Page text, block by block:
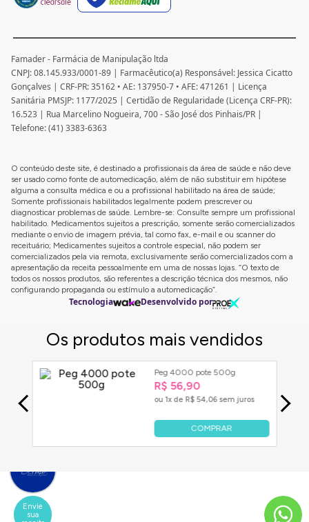
Se a osteoporose já estiver presente, o tratamento
estilo de vida e cuidados preventivos.Os
medicamentos mais comumente usados ??incluem
bisfosfonatos, que ajudam a retardar a perda óssea, e
terapia de reposição hormonal (TRH), que podem
ajudar a reduzir a perda óssea em mulheres na pós-
menopausa.
Mudanças no estilo de vida, como a prática de
alimentação saudável, são partes essenciais do
tratamento.A terapia física também pode ser útil, pois
pode ajudar a melhorar a força e o equilíbrio, a
satisfação ou o risco de quedas e fraturas.
Prevenir a osteoporose antes que ela cause é sempre
a melhor abordagem.Porém, quando já estabelecido, é
crucial fazer um acompanhamento médico regular e
seguir o plano de tratamento recomendado. Lembre-
se de que cada pessoa é única e, portanto, o melhor
necessidades e circunstâncias individuais.
Enfim, a osteoporose é uma doença complexa com
várias causas e opções de tratamento. Consultar um
profissional de saúde pode ajudar a compreender
melhor suas opções e criar um plano de ação
A prevenção e o tratamento da
osteoporose são essenciais para manter a saúde
óssea e viver uma vida plena e ativa.
Famader - Farmácia de Manipulação ltda
CNPJ: 08.145.933/0001-89 | Farmacêutico(a) Responsável: Jessica Cicatto
Gonçalves | CRF-PR: 35162 • AE: 137950-7 • AFE: 471261 | Licença
Sanitária PMSJP: 1177/2025 | Certidão de Regularidade (Licença CRF-PR):
16.523 | Rua Marcelino Nogueira, 700 - São José dos Pinhais/PR |
Telefone: (41) 3383-6363
O conteúdo deste site, é destinado a profissionais da área de saúde e não deve
ser usado como fonte de automedicação, além de não substituir em hipótese
alguma a consulta médica e ou a profissional habilitado na área de saúde;
Somente profissionais habilitados legalmente podem prescrever ou
diagnosticar problemas de saúde. Lembre-se: Consulte sempre um profissional
habilitado. Medicamentos sujeitos a prescrição, somente serão comercializados
mediante o envio de imagem prévia, tal como fax, e-mail e ou scanner do
receituário; Medicamentes sujeitos a controle especial, não podem ser
comercializados pela via remota, exclusivamente serão comercializados com a
apresentação da receita pessoalmente em uma de nossas lojas. “O texto de
todos os nossos produtos, são referentes a descrição técnica dos mesmos, não
configurando propaganda ou estímulo a automedicação”.
Tecnologia Desenvolvido por
Envie
sua